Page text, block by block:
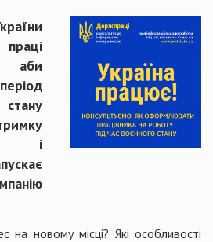
аби
і
на новому місці? Які особливості